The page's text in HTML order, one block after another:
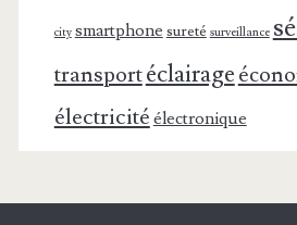
city smartphone sureté surveillance
transportéclairage
électricité électronique